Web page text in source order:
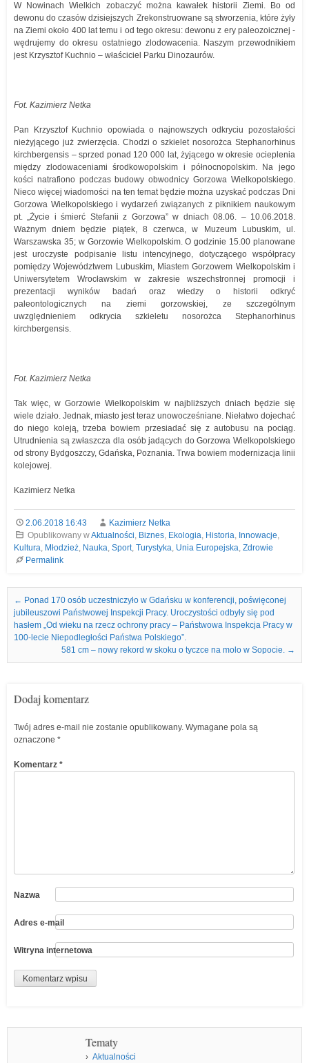
W Nowinach Wielkich zobaczyć można kawałek historii Ziemi. Bo od
dewonu do czasów dzisiejszych Zrekonstruowane są stworzenia, które żyły
na Ziemi około 400 lat temu i od tego okresu: dewonu z ery paleozoicznej -
wędrujemy do okresu ostatniego zlodowacenia. Naszym przewodnikiem
jest Krzysztof Kuchnio – właściciel Parku Dinozaurów.
Fot. Kazimierz Netka
Pan Krzysztof Kuchnio opowiada o najnowszych odkryciu pozostałości
nieżyjącego już zwierzęcia. Chodzi o szkielet nosorożca Stephanorhinus
kirchbergensis – sprzed ponad 120 000 lat, żyjącego w okresie ocieplenia
między zlodowaceniami środkowopolskim i północnopolskim. Na jego
kości natrafiono podczas budowy obwodnicy Gorzowa Wielkopolskiego.
Nieco więcej wiadomości na ten temat będzie można uzyskać podczas Dni
Gorzowa Wielkopolskiego i wydarzeń związanych z piknikiem naukowym
pt. „Życie i śmierć Stefanii z Gorzowa” w dniach 08.06. – 10.06.2018.
Ważnym dniem będzie piątek, 8 czerwca, w Muzeum Lubuskim, ul.
Warszawska 35; w Gorzowie Wielkopolskim. O godzinie 15.00 planowane
jest uroczyste podpisanie listu intencyjnego, dotyczącego współpracy
pomiędzy Województwem Lubuskim, Miastem Gorzowem Wielkopolskim i
Uniwersytetem Wrocławskim w zakresie wszechstronnej promocji i
prezentacji wyników badań oraz wiedzy o historii odkryć
paleontologicznych na ziemi gorzowskiej, ze szczególnym
uwzględnieniem odkrycia szkieletu nosorożca Stephanorhinus
kirchbergensis.
Fot. Kazimierz Netka
Tak więc, w Gorzowie Wielkopolskim w najbliższych dniach będzie się
wiele działo. Jednak, miasto jest teraz unowocześniane. Niełatwo dojechać
do niego koleją, trzeba bowiem przesiadać się z autobusu na pociąg.
Utrudnienia są zwłaszcza dla osób jadących do Gorzowa Wielkopolskiego
od strony Bydgoszczy, Gdańska, Poznania. Trwa bowiem modernizacja linii
kolejowej.
Kazimierz Netka
2.06.2018 16:43
Kazimierz Netka
Opublikowany wAktualności, Biznes, Ekologia, Historia, Innowacje,
Kultura, Młodzież, Nauka, Sport, Turystyka, Unia Europejska, Zdrowie
Permalink
Nawigacja we wpisach
← Ponad 170 osób uczestniczyło w Gdańsku w konferencji, poświęconej
jubileuszowi Państwowej Inspekcji Pracy. Uroczystości odbyły się pod
hasłem „Od wieku na rzecz ochrony pracy – Państwowa Inspekcja Pracy w
100-lecie Niepodległości Państwa Polskiego”.
581 cm – nowy rekord w skoku o tyczce na molo w Sopocie. →
Dodaj komentarz
Twój adres e-mail nie zostanie opublikowany. Wymagane pola są
oznaczone *
Komentarz *
Nazwa
Adres e-mail
Witryna internetowa
Tematy
Aktualności